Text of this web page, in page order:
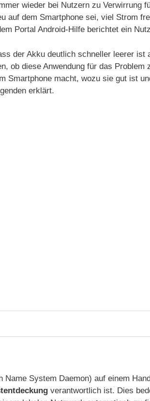
wieder bei Nutzern zu Verwirrung
auf dem Smartphone sei, viel Strom
Portal Android-Hilfe berichtet ein
der Akku deutlich schneller leerer ist
ob diese Anwendung für das Problem
Smartphone macht, wozu sie gut ist
erklärt.
Name System Daemon) auf einem
verantwortlich ist. Dies